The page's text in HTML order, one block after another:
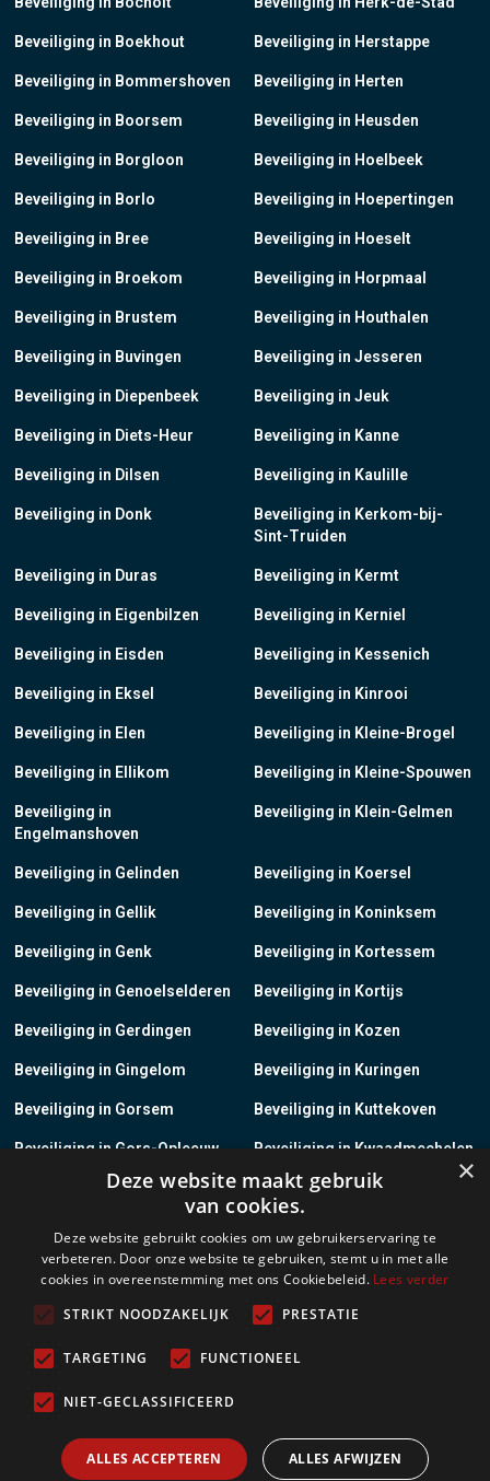
Beveiliging in Boekhout
Beveiliging in Bommershoven
Beveiliging in Boorsem
Beveiliging in Borgloon
Beveiliging in Borlo
Beveiliging in Bree
Beveiliging in Broekom
Beveiliging in Brustem
Beveiliging in Buvingen
Beveiliging in Diepenbeek
Beveiliging in Diets-Heur
Beveiliging in Dilsen
Beveiliging in Donk
Beveiliging in Duras
Beveiliging in Eigenbilzen
Beveiliging in Eisden
Beveiliging in Eksel
Beveiliging in Elen
Beveiliging in Ellikom
Beveiliging in
Engelmanshoven
Beveiliging in Gelinden
Beveiliging in Gellik
Beveiliging in Genk
Beveiliging in Genoelselderen
Beveiliging in Gerdingen
Beveiliging in Gingelom
Beveiliging in Gorsem
Beveiliging in Gors-Opleeuw
Beveiliging in Gotem
Beveiliging in Groot-Loon
Beveiliging in Grote-Brogel
Beveiliging in Grote-Spouwen
Beveiliging in Herstappe
Beveiliging in Herten
Beveiliging in Heusden
Beveiliging in Hoelbeek
Beveiliging in Hoepertingen
Beveiliging in Hoeselt
Beveiliging in Horpmaal
Beveiliging in Houthalen
Beveiliging in Jesseren
Beveiliging in Jeuk
Beveiliging in Kanne
Beveiliging in Kaulille
Beveiliging in Kerkom-bij-
Sint-Truiden
Beveiliging in Kermt
Beveiliging in Kerniel
Beveiliging in Kessenich
Beveiliging in Kinrooi
Beveiliging in Kleine-Brogel
Beveiliging in Kleine-Spouwen
Beveiliging in Klein-Gelmen
Beveiliging in Koersel
Beveiliging in Koninksem
Beveiliging in Kortessem
Beveiliging in Kortijs
Beveiliging in Kozen
Beveiliging in Kuringen
Beveiliging in Kuttekoven
Beveiliging in Kwaadmechelen
Beveiliging in Lanaken
Beveiliging in Lauw
Beveiliging in Leopoldsburg
×
Deze website maakt gebruik
van cookies.
Deze website gebruikt cookies om uw gebruikerservaring te
verbeteren. Door onze website te gebruiken, stemt u in met alle
cookies in overeenstemming met ons Cookiebeleid. Lees verder
STRIKT NOODZAKELIJK
PRESTATIE
TARGETING FUNCTIONEEL
NIET-GECLASSIFICEERD
ALLES ACCEPTEREN ALLES AFWIJZEN